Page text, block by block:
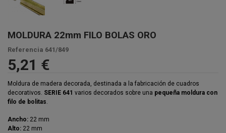
MOLDURA 22mm FILO BOLAS ORO
Referencia 641/849
5,21 €
Moldura de madera decorada, destinada a la fabricación de cuadros
decorativos. SERIE 641 varios decorados sobre una pequeña moldura con
filo de bolitas.
Ancho: 22 mm
Alto: 22 mm